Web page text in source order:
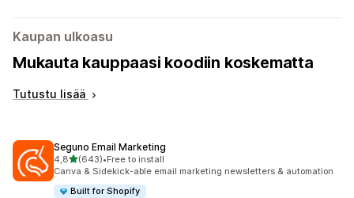
Kaupan ulkoasu
Mukauta kauppaasi koodiin koskematta
Tutustu lisää
Seguno Email Marketing
4,8/ 5 tähteä
(643)
643 arvostelua yhteensä
•Free to install
Canva & Sidekick-able email marketing newsletters & automation
Built for Shopify